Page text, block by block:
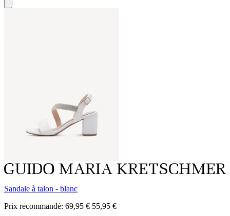
Sandale à talon - blanc
Prix recommandé: 69,95 € 55,95 €